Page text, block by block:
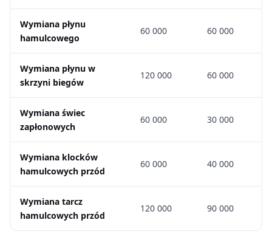
Wymiana płynu
hamulcowego
60 000 60 000
Wymiana płynu w
skrzyni biegów
120 000 60 000
Wymiana świec
zapłonowych
60 000 30 000
Wymiana klocków
hamulcowych przód
60 000 40 000
Wymiana tarcz
hamulcowych przód
120 000 90 000